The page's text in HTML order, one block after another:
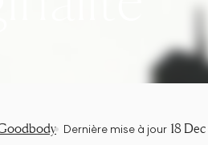
• Dernière mise à jour 18